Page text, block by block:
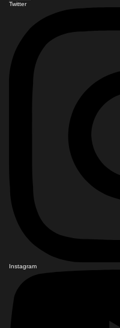
Twitter
Instagram